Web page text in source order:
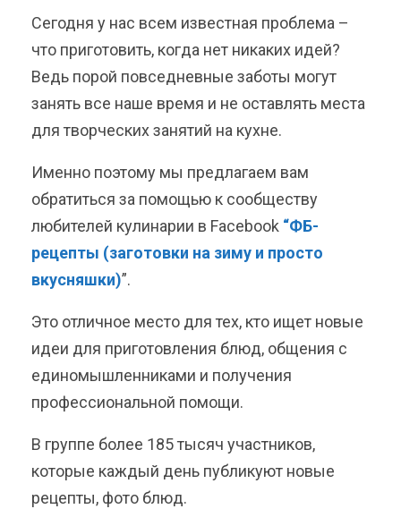
Сегодня у нас всем известная проблема –
что приготовить, когда нет никаких идей?
Ведь порой повседневные заботы могут
занять все наше время и не оставлять места
для творческих занятий на кухне.
Именно поэтому мы предлагаем вам
обратиться за помощью к сообществу
любителей кулинарии в Facebook “ФБ-
рецепты (заготовки на зиму и просто
вкусняшки)”.
Это отличное место для тех, кто ищет новые
идеи для приготовления блюд, общения с
единомышленниками и получения
профессиональной помощи.
В группе более 185 тысяч участников,
которые каждый день публикуют новые
рецепты, фото блюд.